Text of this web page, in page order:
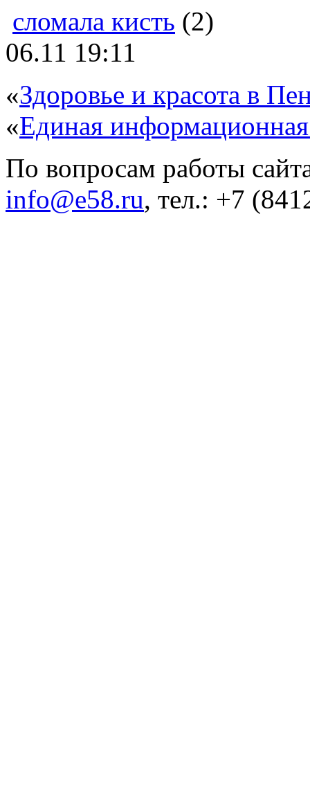
сломала кисть (2)
06.11 19:11
«Здоровье и красота в
«Единая
По вопросам работы
info@e58.ru, тел.: +7